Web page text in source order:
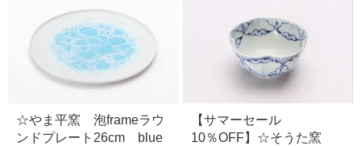
☆やま平窯 泡frameラウ
ンドプレート26cm blue
【サマーセール
10％OFF】☆そうた窯